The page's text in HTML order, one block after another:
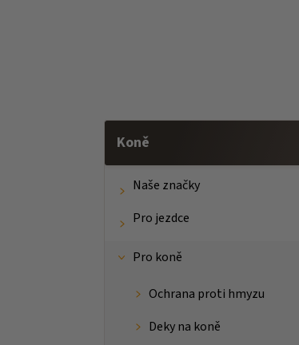
Koně
Naše značky
Pro jezdce
Pro koně
Ochrana proti hmyzu
Deky na koně